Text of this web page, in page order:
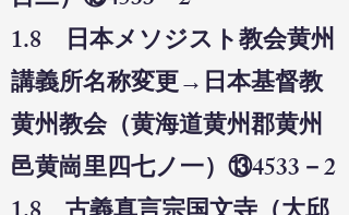
1.8 日本メソジスト教会黄州
講義所名称変更→日本基督教
黄州教会（黄海道黄州郡黄州
邑黄崗里四七ノ一）⑬4533－2